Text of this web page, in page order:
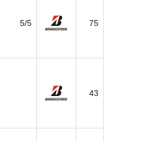
5/5 75
43